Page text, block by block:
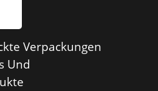
Verpackungen
Und